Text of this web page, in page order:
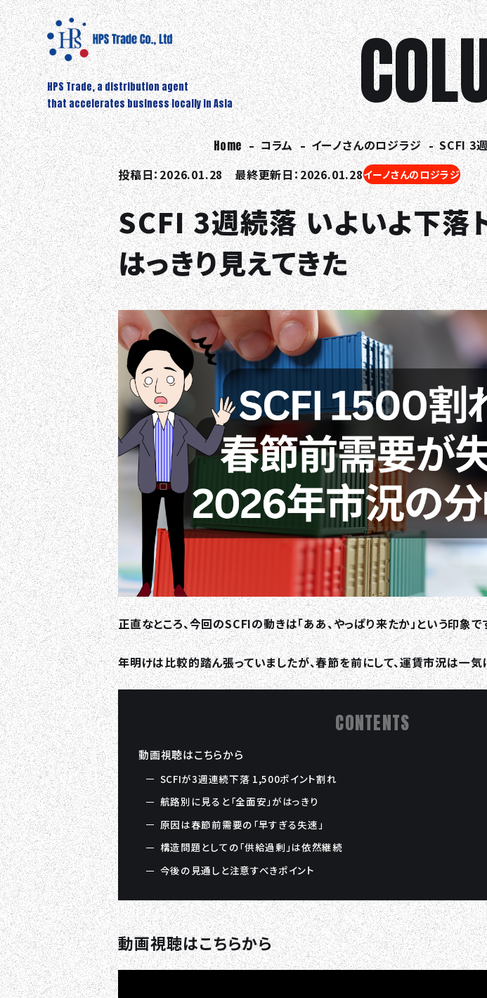
HPS Trade, a distribution agent
that accelerates business locally in Asia
Home コラム イーノさんのロジラジ
SCFI 3
投稿日：2026.01.28 最終更新日：2026.01.28イーノさんのロジラジ
SCFI 3週続落 いよいよ下落
はっきり見えてきた
正直なところ、今回のSCFIの動きは「ああ、やっぱり来たか」という印象で
年明けは比較的踏ん張っていましたが、春節を前にして、運賃市況は一気
CONTENTS
動画視聴はこちらから
SCFIが3週連続下落 1,500ポイント割れ
航路別に見ると「全面安」がはっきり
原因は春節前需要の「早すぎる失速」
構造問題としての「供給過剰」は依然継続
今後の見通しと注意すべきポイント
動画視聴はこちらから